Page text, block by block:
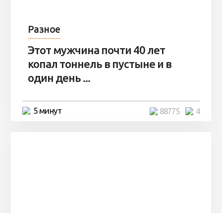
Разное
Этот мужчина почти 40 лет
копал тоннель в пустыне и в
один день ...
5 минут 4
88775